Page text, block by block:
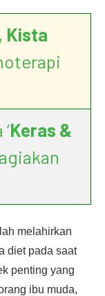
Kista
Keras &
melahirkan
diet pada saat
penting yang
ibu muda,